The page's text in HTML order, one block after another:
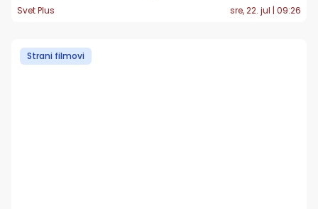
Svet Plus sre, 22. jul | 09:26
Strani filmovi